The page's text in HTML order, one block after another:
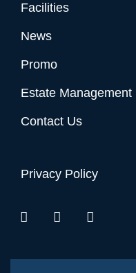
Facilities
News
Promo
Estate Management
Contact Us
Privacy Policy